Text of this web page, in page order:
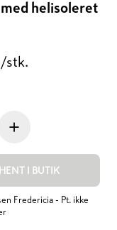
helisoleret
stk.
+
HENT I BUTIK
Fredericia - Pt. ikke